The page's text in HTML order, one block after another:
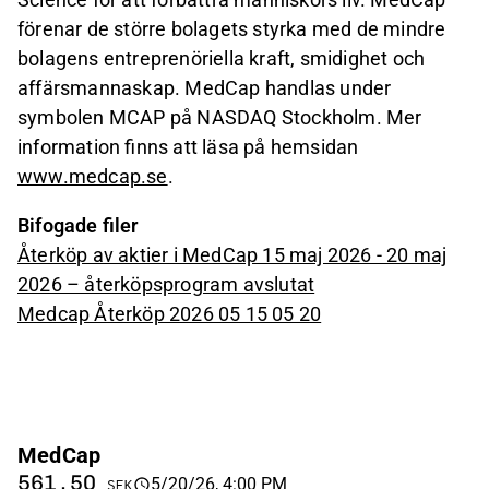
förenar de större bolagets styrka med de mindre
bolagens entreprenöriella kraft, smidighet och
affärsmannaskap. MedCap handlas under
symbolen MCAP på NASDAQ Stockholm. Mer
information finns att läsa på hemsidan
www.medcap.se.
Bifogade filer
Återköp av aktier i MedCap 15 maj 2026 - 20 maj
2026 – återköpsprogram avslutat
Medcap Återköp 2026 05 15 05 20
MedCap
561,50 SEK
5/20/26, 4:00 PM